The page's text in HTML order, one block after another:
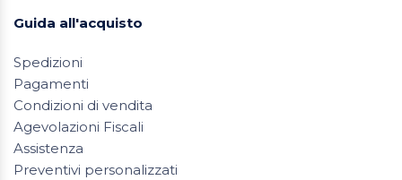
Guida all'acquisto
Spedizioni
Pagamenti
Condizioni di vendita
Agevolazioni Fiscali
Assistenza
Preventivi personalizzati